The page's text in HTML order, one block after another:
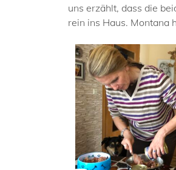
uns erzählt, dass die
rein ins Haus. Montana